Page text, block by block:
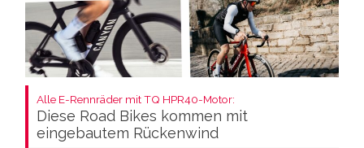
Alle E-Rennräder mit TQ HPR40-Motor:
Diese Road Bikes kommen mit
eingebautem Rückenwind